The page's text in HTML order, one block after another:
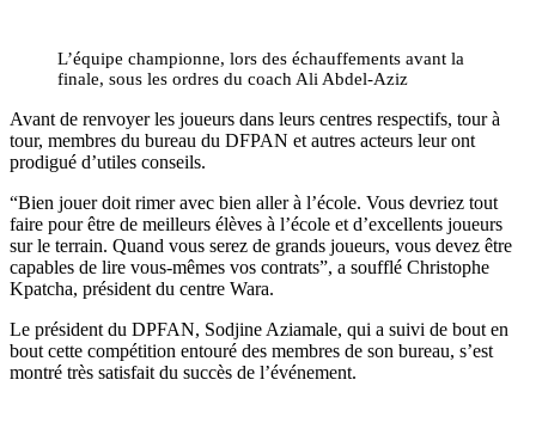
L’équipe championne, lors des échauffements avant la
finale, sous les ordres du coach Ali Abdel-Aziz
Avant de renvoyer les joueurs dans leurs centres respectifs, tour à
tour, membres du bureau du DFPAN et autres acteurs leur ont
prodigué d’utiles conseils.
“Bien jouer doit rimer avec bien aller à l’école. Vous devriez tout
faire pour être de meilleurs élèves à l’école et d’excellents joueurs
sur le terrain. Quand vous serez de grands joueurs, vous devez être
capables de lire vous-mêmes vos contrats”, a soufflé Christophe
Kpatcha, président du centre Wara.
Le président du DPFAN, Sodjine Aziamale, qui a suivi de bout en
bout cette compétition entouré des membres de son bureau, s’est
montré très satisfait du succès de l’événement.